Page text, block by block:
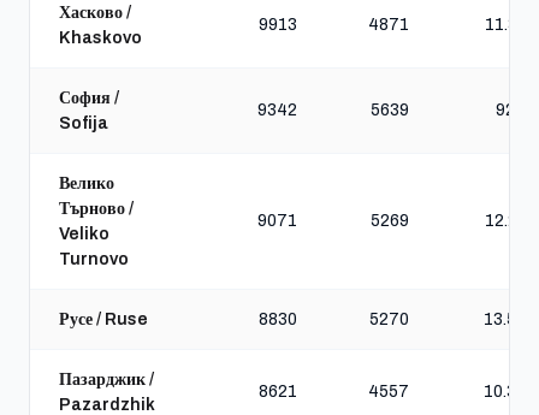
Хасково /
Khaskovo
9913 4871 11.332
София /
Sofija
9342 5639 9274
Велико
Търново /
Veliko
Turnovo
9071 5269 12.281
Русе / Ruse 8830 5270 13.524
Пазарджик /
Pazardzhik
8621 4557 10.387